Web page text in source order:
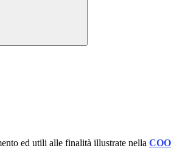
ed utili alle finalità illustrate nella